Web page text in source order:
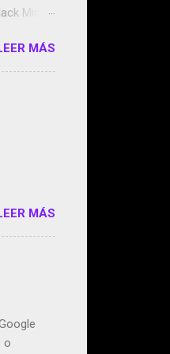
Mirror
que usan
MÁS
MÁS
o